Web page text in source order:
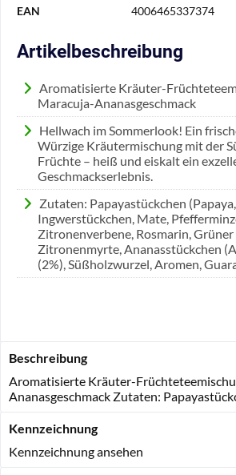
EAN 4006465337374
Artikelbeschreibung
Aromatisierte Kräuter-
Maracuja-Ananasgeschmack
Hellwach im Sommerlook! Ein
Würzige Kräutermischung mit der
Früchte – heiß und eiskalt ein
Geschmackserlebnis.
Zutaten: Papayastückchen
Ingwerstückchen, Mate,
Zitronenverbene, Rosmarin, Grüner
Zitronenmyrte, Ananasstückchen
(2%), Süßholzwurzel, Aromen,
Beschreibung
Aromatisierte Kräuter-
Ananasgeschmack Zutaten:
Kennzeichnung
Kennzeichnung ansehen